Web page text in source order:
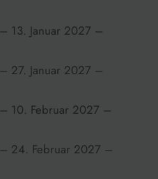
– 13. Januar 2027 –
– 27. Januar 2027 –
– 10. Februar 2027 –
– 24. Februar 2027 –